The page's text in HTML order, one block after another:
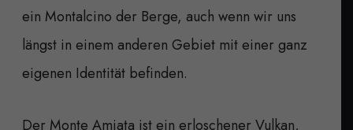
ein Montalcino der Berge, auch wenn wir uns
längst in einem anderen Gebiet mit einer ganz
eigenen Identität befinden.
Der Monte Amiata ist ein erloschener Vulkan,